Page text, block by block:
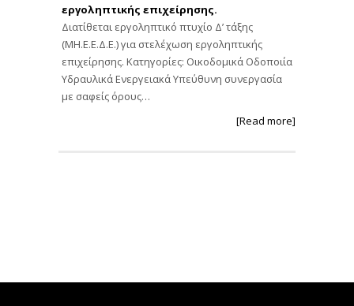
εργοληπτικής επιχείρησης.
Διατίθεται εργοληπτικό πτυχίο Δ’ τάξης
(ΜΗ.Ε.Ε.Δ.Ε.) για στελέχωση εργοληπτικής
επιχείρησης. Κατηγορίες: Οικοδομικά Οδοποιία
Υδραυλικά Ενεργειακά Υπεύθυνη συνεργασία
με σαφείς όρους…
[Read more]